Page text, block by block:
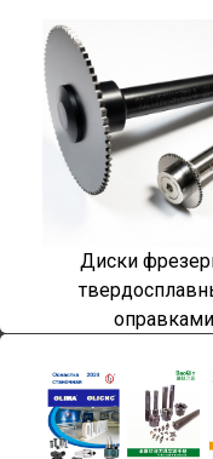
Диски
оправками